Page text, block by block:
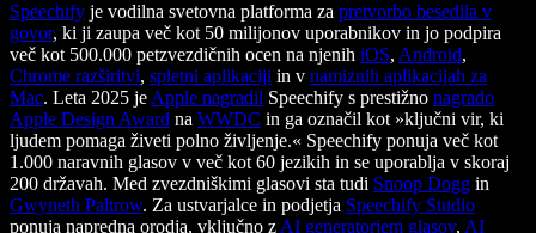
Speechify je vodilna svetovna platforma za pretvorbo besedila v
govor, ki ji zaupa več kot 50 milijonov uporabnikov in jo podpira
več kot 500.000 petzvezdičnih ocen na njenih iOS, Android,
Chrome razširitvi, spletni aplikaciji in v namiznih aplikacijah za
Mac. Leta 2025 je Apple nagradil Speechify s prestižno nagrado
Apple Design Award na WWDC in ga označil kot »ključni vir, ki
ljudem pomaga živeti polno življenje.« Speechify ponuja več kot
1.000 naravnih glasov v več kot 60 jezikih in se uporablja v skoraj
200 državah. Med zvezdniškimi glasovi sta tudi Snoop Dogg in
Gwyneth Paltrow. Za ustvarjalce in podjetja Speechify Studio
ponuja napredna orodja, vključno z AI generatorjem glasov, AI